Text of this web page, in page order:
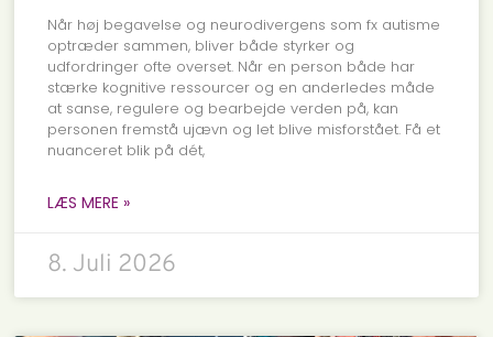
Når høj begavelse og neurodivergens som fx autisme
optræder sammen, bliver både styrker og
udfordringer ofte overset. Når en person både har
stærke kognitive ressourcer og en anderledes måde
at sanse, regulere og bearbejde verden på, kan
personen fremstå ujævn og let blive misforstået. Få et
nuanceret blik på dét,
LÆS MERE »
8. Juli 2026